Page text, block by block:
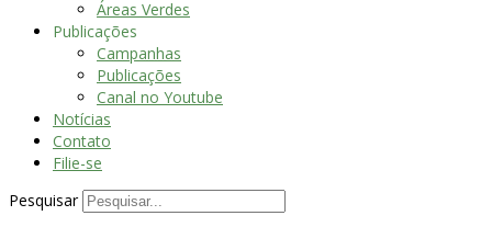
Áreas Verdes
Publicações
Campanhas
Publicações
Canal no Youtube
Notícias
Contato
Filie-se
Pesquisar